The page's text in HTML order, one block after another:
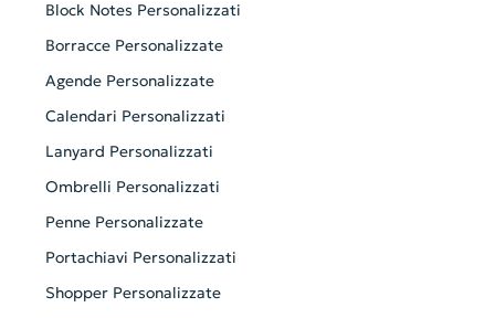
Block Notes Personalizzati
Borracce Personalizzate
Agende Personalizzate
Calendari Personalizzati
Lanyard Personalizzati
Ombrelli Personalizzati
Penne Personalizzate
Portachiavi Personalizzati
Shopper Personalizzate